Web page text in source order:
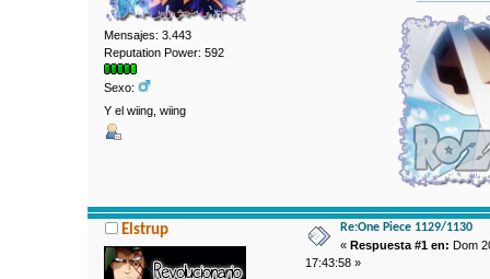
Mensajes: 3.443
Reputation Power: 592
Sexo:
Y el wiing, wiing
Elstrup
Re:One Piece 1129/1130
«Respuesta #1 en: Dom
17:43:58 »